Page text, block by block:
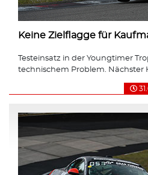
Keine Zielflagge für
Testeinsatz in der Youngtimer
technischem Problem. Nächster